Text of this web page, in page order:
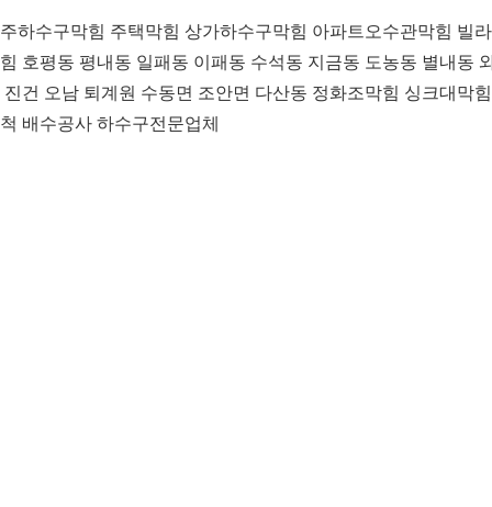
하수구막힘 주택막힘 상가하수구막힘 아파트오수관막힘 빌
호평동 평내동 일패동 이패동 수석동 지금동 도농동 별내동
진건 오남 퇴계원 수동면 조안면 다산동 정화조막힘 싱크대막
배수공사 하수구전문업체